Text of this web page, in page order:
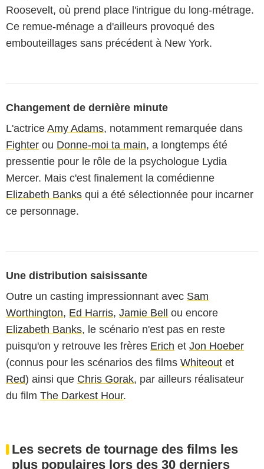
Roosevelt, où prend place l'intrigue du long-métrage.
Ce remue-ménage a d'ailleurs provoqué des
embouteillages sans précédent à New York.
Changement de dernière minute
L'actrice Amy Adams, notamment remarquée dans
Fighter ou Donne-moi ta main, a longtemps été
pressentie pour le rôle de la psychologue Lydia
Mercer. Mais c'est finalement la comédienne
Elizabeth Banks qui a été sélectionnée pour incarner
ce personnage.
Une distribution saisissante
Outre un casting impressionnant avec Sam
Worthington, Ed Harris, Jamie Bell
ou encore
Elizabeth Banks, le scénario n'est pas en reste
puisqu'on y retrouve les frères Erich et Jon Hoeber
(connus pour les scénarios des films Whiteout et
Red) ainsi que Chris Gorak, par ailleurs réalisateur
du film The Darkest Hour.
Les secrets de tournage des films les
plus populaires lors des 30 derniers